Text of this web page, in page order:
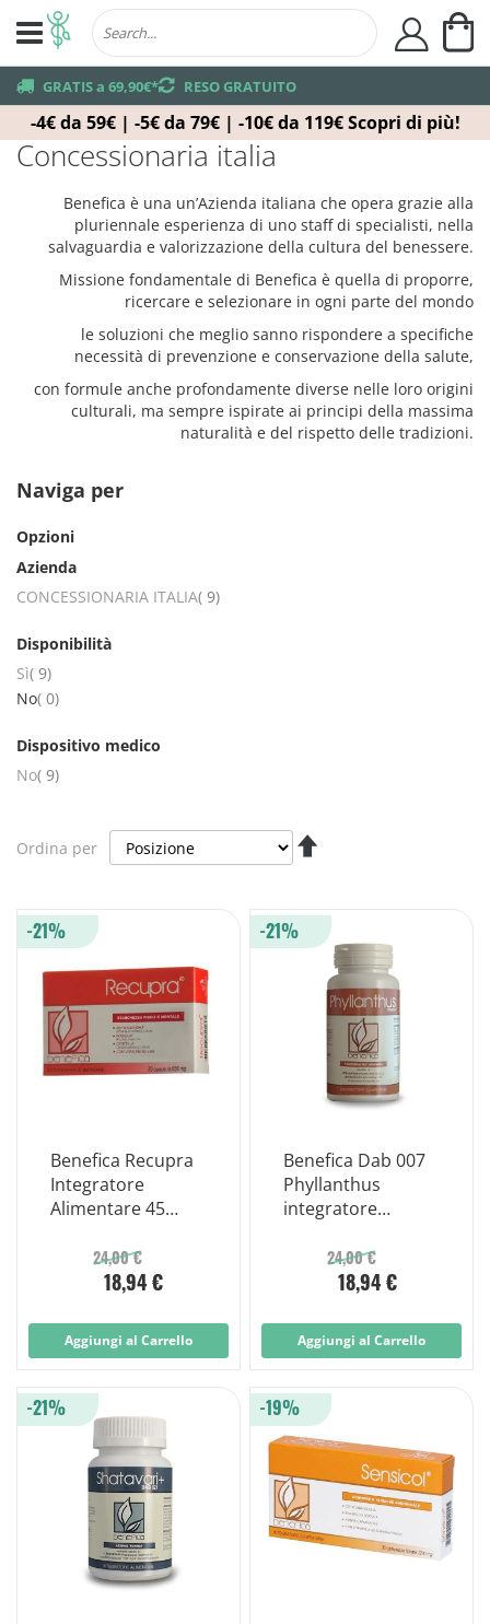
-4€ da 59€ | -5€ da 79€ | -10€ da 119€ Scopri di più!
truck GRATIS a 69,90€*returns RESO GRATUITO
user
Concessionaria italia
Benefica è una un’Azienda italiana che opera grazie alla
pluriennale esperienza di uno staff di specialisti, nella
salvaguardia e valorizzazione della cultura del benessere.
Missione fondamentale di Benefica è quella di proporre,
ricercare e selezionare in ogni parte del mondo
le soluzioni che meglio sanno rispondere a specifiche
necessità di prevenzione e conservazione della salute,
con formule anche profondamente diverse nelle loro origini
culturali, ma sempre ispirate ai principi della massima
naturalità e del rispetto delle tradizioni.
Ordina per
Benefica Recupra
Integratore
Alimentare 45
24,00 €
18,94 €
-21%
Aggiungi al Carrello
Benefica Dab 007
Phyllanthus
integratore
tavolette
24,00 €
18,94 €
-21%
Aggiungi al Carrello
-21% -19%
Naviga per
Opzioni
Azienda
CONCESSIONARIA ITALIA 9elementi
Disponibilità
Sì 9elementi
No 0elementi
Dispositivo medico
No 9elementi